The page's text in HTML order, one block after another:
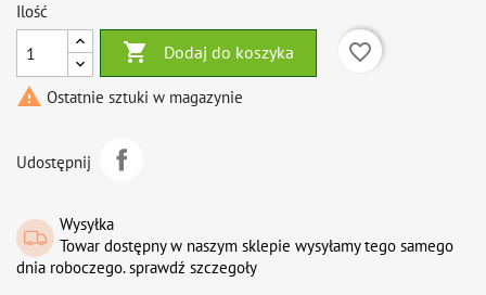
Ilość
 Dodaj do koszyka
favorite_border
 Ostatnie sztuki w magazynie
Udostępnij
Wysyłka
Towar dostępny w naszym sklepie wysyłamy tego samego
dnia roboczego. sprawdź szczegoły